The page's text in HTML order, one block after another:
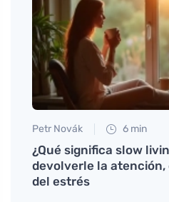
Petr Novák 6 min
¿Qué significa slow
devolverle la atención,
del estrés